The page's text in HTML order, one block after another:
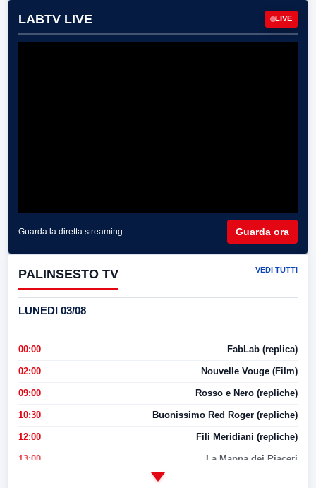
LABTV LIVE LIVE
Guarda la diretta streaming Guarda ora
PALINSESTO TV VEDI TUTTI
LUNEDI 03/08
00:00 FabLab (replica)
02:00 Nouvelle Vouge (Film)
09:00 Rosso e Nero (repliche)
10:30 Buonissimo Red Roger (repliche)
12:00 Fili Meridiani (repliche)
13:00 La Mappa dei Piaceri